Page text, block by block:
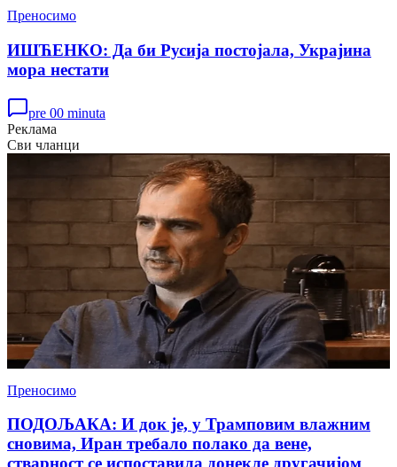
Преносимо
ИШЋЕНКО: Да би Русија постојала, Украјина
мора нестати
pre 00 minuta
Реклама
Сви чланци
Преносимо
ПОДОЉАКА: И док је, у Трамповим влажним
сновима, Иран требало полако да вене,
стварност се испоставила донекле другачијом